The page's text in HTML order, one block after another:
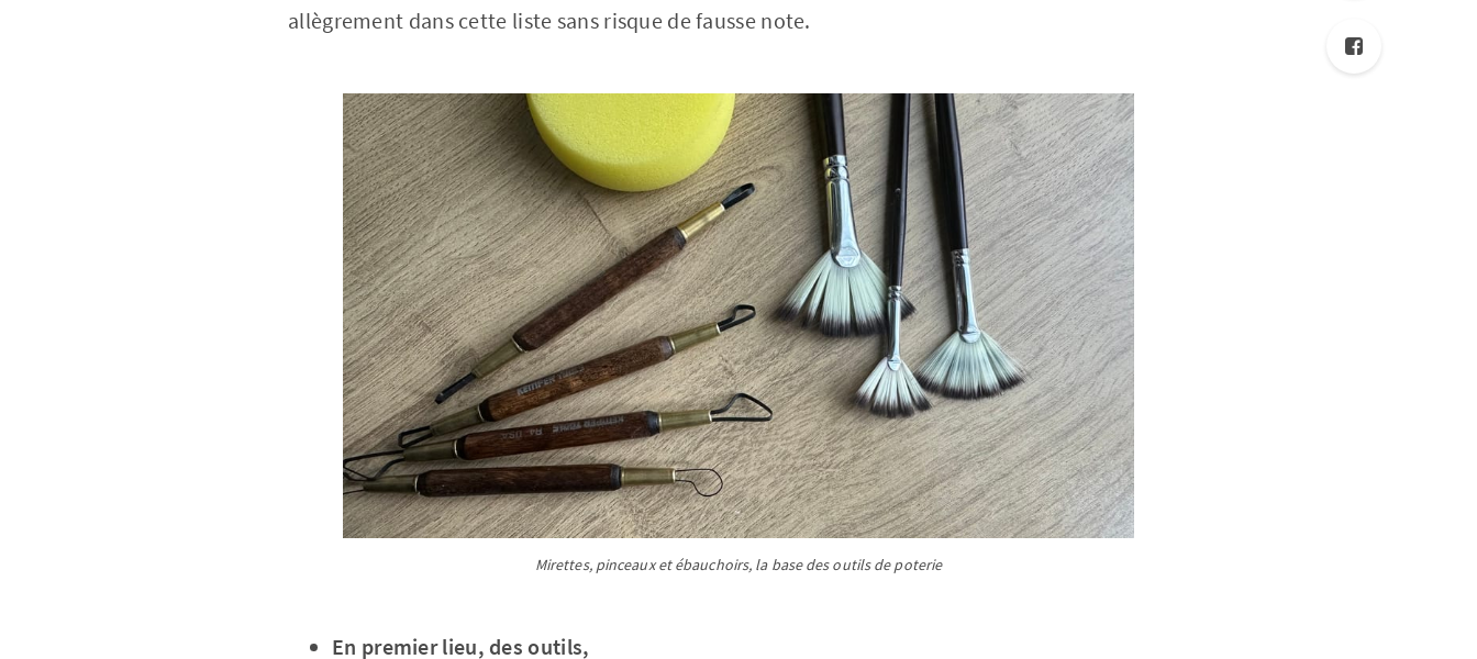
allègrement dans cette liste sans risque de fausse note.
Mirettes, pinceaux et ébauchoirs, la base des outils de poterie
En premier lieu, des outils,